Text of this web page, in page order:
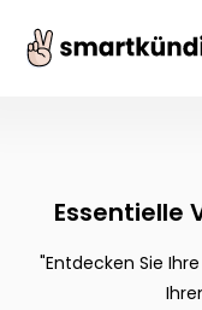
Essentielle
"Entdecken Sie